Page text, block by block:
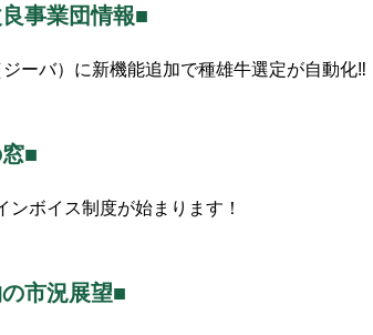
事業団情報■
ーバ）に新機能追加で種雄牛選定が自動化‼
■
ンボイス制度が始まります！
市況展望■